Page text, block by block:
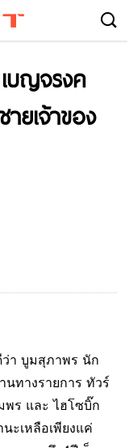
บญจรงค
ยเจ้าของ
า บูมสุภาพร นัก
ทางรายการ ทัวร์
ร และ ไฮโซบิ๊ก
ะเหลือเพียงแค่